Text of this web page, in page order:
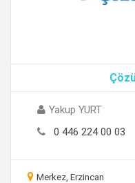
Yakup YURT
0 446 224 00 03
Merkez, Erzincan